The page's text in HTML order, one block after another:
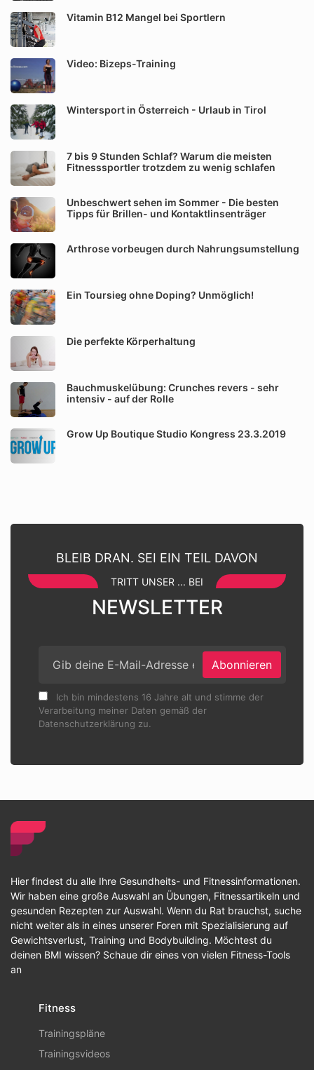
Vitamin B12 Mangel bei Sportlern
Video: Bizeps-Training
Wintersport in Österreich - Urlaub in Tirol
7 bis 9 Stunden Schlaf? Warum die meisten
Fitnesssportler trotzdem zu wenig schlafen
Unbeschwert sehen im Sommer - Die besten
Tipps für Brillen- und Kontaktlinsenträger
Arthrose vorbeugen durch Nahrungsumstellung
Ein Toursieg ohne Doping? Unmöglich!
Die perfekte Körperhaltung
Bauchmuskelübung: Crunches revers - sehr
intensiv - auf der Rolle
Grow Up Boutique Studio Kongress 23.3.2019
BLEIB DRAN. SEI EIN TEIL DAVON
TRITT UNSER ... BEI
NEWSLETTER
Abonnieren
Ich bin mindestens 16 Jahre alt und stimme der
Verarbeitung meiner Daten gemäß der
Datenschutzerklärung zu.
Hier findest du alle Ihre Gesundheits- und Fitnessinformationen.
Wir haben eine große Auswahl an Übungen, Fitnessartikeln und
gesunden Rezepten zur Auswahl. Wenn du Rat brauchst, suche
nicht weiter als in eines unserer Foren mit Spezialisierung auf
Gewichtsverlust, Training und Bodybuilding. Möchtest du
deinen BMI wissen? Schaue dir eines von vielen Fitness-Tools
an
Fitness
Trainingspläne
Trainingsvideos